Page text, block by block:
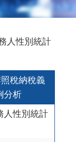
人性別統計
稅納稅義
分析
人性別統計